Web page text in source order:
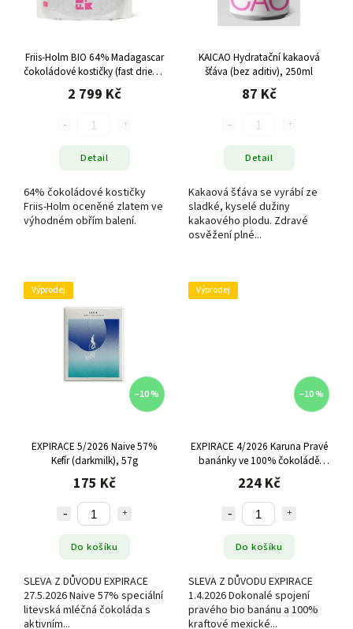
Friis-Holm BIO 64% Madagascar
čokoládové kostičky (fast dried),
1500 g
2 799 Kč
Detail
64% čokoládové kostičky
Friis-Holm oceněné zlatem ve
výhodném obřím balení.
KAICAO Hydratační kakaová
šťáva (bez aditiv), 250ml
87 Kč
Detail
Kakaová šťáva se vyrábí ze
sladké, kyselé dužiny
kakaového plodu. Zdravé
osvěžení plné...
Výprodej
–10 %
EXPIRACE 5/2026 Naive 57%
Kefír (darkmilk), 57g
175 Kč
Do košíku
SLEVA Z DŮVODU EXPIRACE
27.5.2026 Naive 57% speciální
litevská mléčná čokoláda s
aktivním...
Výprodej
–10 %
EXPIRACE 4/2026 Karuna Pravé
banánky ve 100% čokoládě
(Mexiko), 100 g
224 Kč
Do košíku
SLEVA Z DŮVODU EXPIRACE
1.4.2026 Dokonalé spojení
pravého bio banánu a 100%
kraftové mexické...